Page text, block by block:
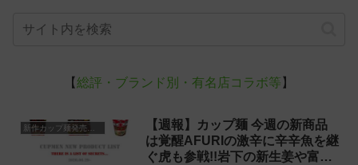
【総評・ブランド別・有名店コラボ等 】
新作カップ麺発売予定
【週報】カップ麺 今週の新商品
は覚醒AFURIの激辛に辛辛魚を継
ぐ虎も参戦!!岩下の新生姜や富山